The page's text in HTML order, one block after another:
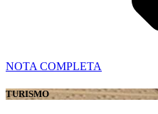
NOTA COMPLETA
TURISMO